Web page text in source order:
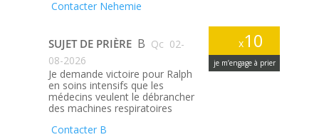
Contacter Nehemie
x10
je m’engage à prier
SUJET DE PRIÈRE B Qc 02-
08-2026
Je demande victoire pour Ralph
en soins intensifs que les
médecins veulent le débrancher
des machines respiratoires
Contacter B